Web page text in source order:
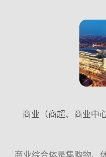
闲、安逸场所。它一定
的，值
商业（商超、商业中